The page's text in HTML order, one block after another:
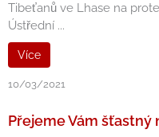
Tibeťanů ve Lhase na
Ústřední ...
Více
10/03/2021
Přejeme Vám šťastný